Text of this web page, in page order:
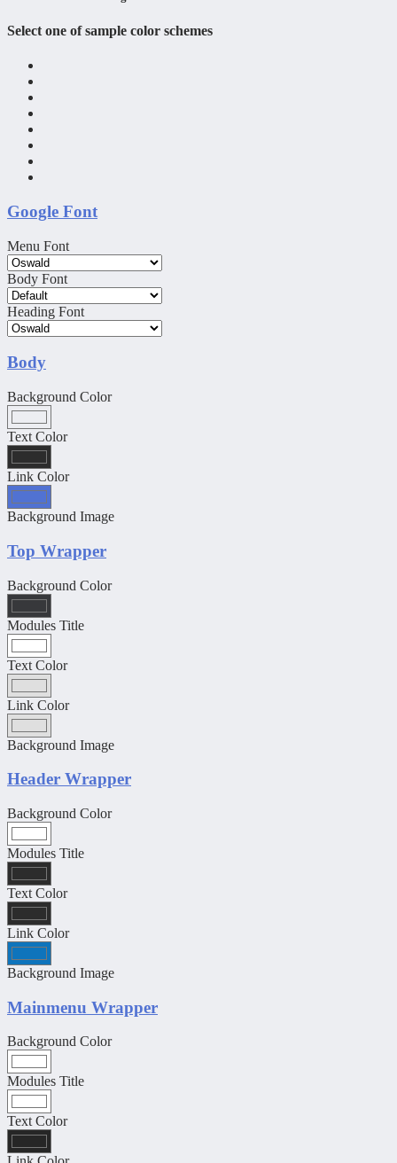
Select one of sample color schemes
Google Font
Menu Font
Body Font
Heading Font
Body
Background Color
Text Color
Link Color
Background Image
Top Wrapper
Background Color
Modules Title
Text Color
Link Color
Background Image
Header Wrapper
Background Color
Modules Title
Text Color
Link Color
Background Image
Mainmenu Wrapper
Background Color
Modules Title
Text Color